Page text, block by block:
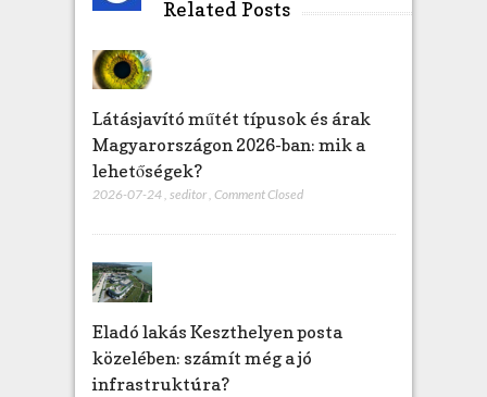
Related Posts
Látásjavító műtét típusok és árak
Magyarországon 2026-ban: mik a
lehetőségek?
2026-07-24, seditor, Comment Closed
Eladó lakás Keszthelyen posta
közelében: számít még a jó
infrastruktúra?